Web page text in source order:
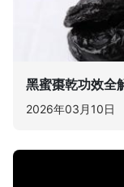
黑蜜棗乾功效全
2026年03月10日